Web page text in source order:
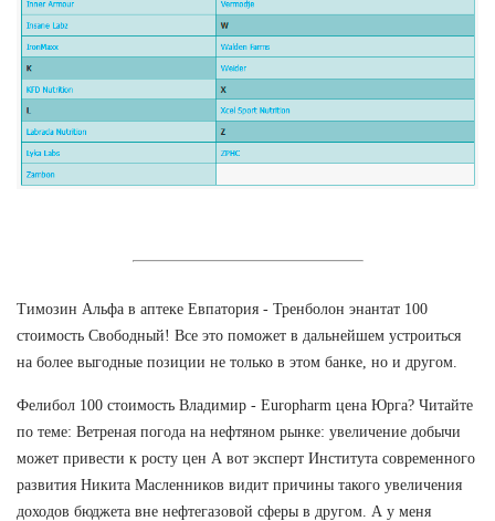
Tимозин Альфа в аптеке Евпатория - Тренболон энантат 100
стоимость Свободный! Все это поможет в дальнейшем устроиться
на более выгодные позиции не только в этом банке, но и другом.
Фелибол 100 стоимость Владимир - Europharm цена Юрга? Читайте
по теме: Ветреная погода на нефтяном рынке: увеличение добычи
может привести к росту цен А вот эксперт Института современного
развития Никита Масленников видит причины такого увеличения
доходов бюджета вне нефтегазовой сферы в другом. А у меня